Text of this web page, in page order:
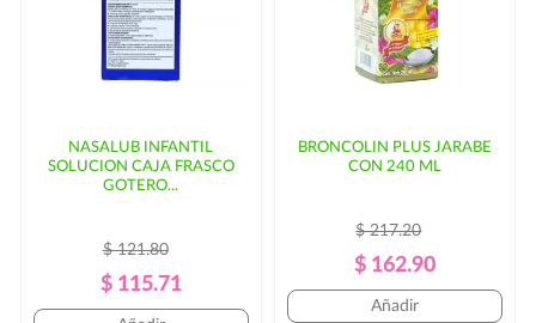
NASALUB INFANTIL
SOLUCION CAJA FRASCO
GOTERO...
Precio
Regular
$ 121.80
Precio
$ 115.71
BRONCOLIN PLUS JARABE
CON 240 ML
Precio
Regular
$ 217.20
Precio
$ 162.90
Añadir